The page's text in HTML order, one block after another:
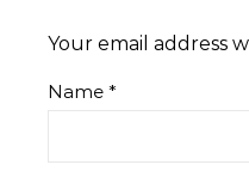
Your email address
Name *